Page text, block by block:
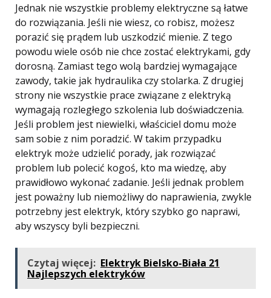
Jednak nie wszystkie problemy elektryczne są łatwe
do rozwiązania. Jeśli nie wiesz, co robisz, możesz
porazić się prądem lub uszkodzić mienie. Z tego
powodu wiele osób nie chce zostać elektrykami, gdy
dorosną. Zamiast tego wolą bardziej wymagające
zawody, takie jak hydraulika czy stolarka. Z drugiej
strony nie wszystkie prace związane z elektryką
wymagają rozległego szkolenia lub doświadczenia.
Jeśli problem jest niewielki, właściciel domu może
sam sobie z nim poradzić. W takim przypadku
elektryk może udzielić porady, jak rozwiązać
problem lub polecić kogoś, kto ma wiedzę, aby
prawidłowo wykonać zadanie. Jeśli jednak problem
jest poważny lub niemożliwy do naprawienia, zwykle
potrzebny jest elektryk, który szybko go naprawi,
aby wszyscy byli bezpieczni.
Czytaj więcej: Elektryk Bielsko-Biała 21
Najlepszych elektryków